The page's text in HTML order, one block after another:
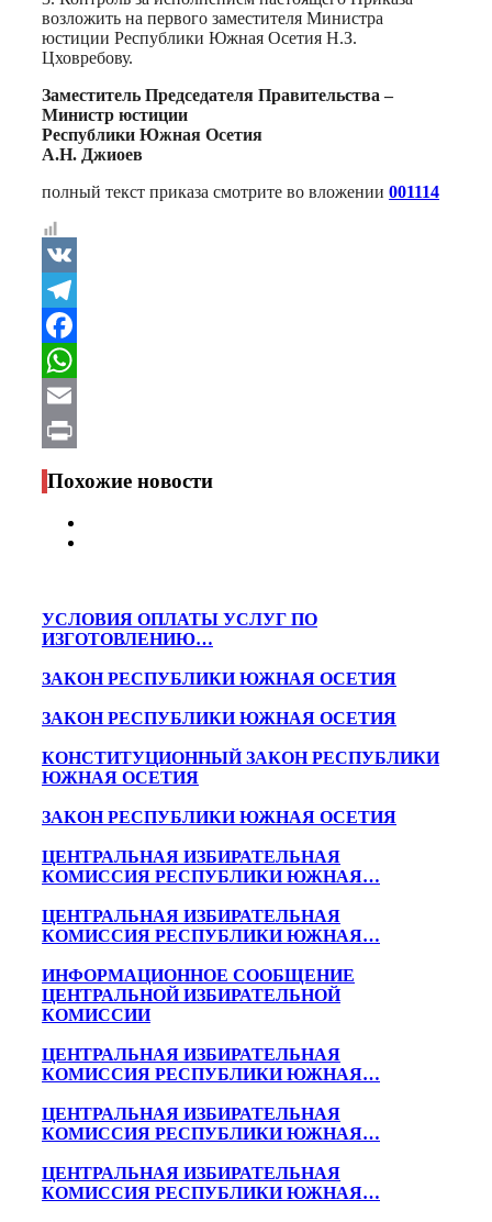
возложить на первого заместителя Министра
юстиции Республики Южная Осетия Н.З.
Цховребову.
Заместитель Председателя Правительства –
Министр юстиции
Республики Южная Осетия
А.Н. Джиоев
полный текст приказа смотрите во вложении 001114
VK
Telegram
Facebook
WhatsApp
Email
Print
Похожие новости
УСЛОВИЯ ОПЛАТЫ УСЛУГ ПО
ИЗГОТОВЛЕНИЮ…
ЗАКОН РЕСПУБЛИКИ ЮЖНАЯ ОСЕТИЯ
ЗАКОН РЕСПУБЛИКИ ЮЖНАЯ ОСЕТИЯ
КОНСТИТУЦИОННЫЙ ЗАКОН РЕСПУБЛИКИ
ЮЖНАЯ ОСЕТИЯ
ЗАКОН РЕСПУБЛИКИ ЮЖНАЯ ОСЕТИЯ
ЦЕНТРАЛЬНАЯ ИЗБИРАТЕЛЬНАЯ
КОМИССИЯ РЕСПУБЛИКИ ЮЖНАЯ…
ЦЕНТРАЛЬНАЯ ИЗБИРАТЕЛЬНАЯ
КОМИССИЯ РЕСПУБЛИКИ ЮЖНАЯ…
ИНФОРМАЦИОННОЕ СООБЩЕНИЕ
ЦЕНТРАЛЬНОЙ ИЗБИРАТЕЛЬНОЙ
КОМИССИИ
ЦЕНТРАЛЬНАЯ ИЗБИРАТЕЛЬНАЯ
КОМИССИЯ РЕСПУБЛИКИ ЮЖНАЯ…
ЦЕНТРАЛЬНАЯ ИЗБИРАТЕЛЬНАЯ
КОМИССИЯ РЕСПУБЛИКИ ЮЖНАЯ…
ЦЕНТРАЛЬНАЯ ИЗБИРАТЕЛЬНАЯ
КОМИССИЯ РЕСПУБЛИКИ ЮЖНАЯ…